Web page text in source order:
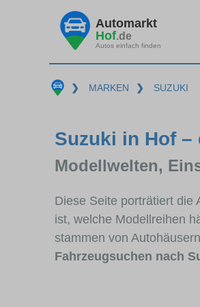
Automarkt
Hof.de
Autos einfach finden
❯ MARKEN ❯ SUZUKI
Suzuki in Hof
Modellwelten,
Diese Seite porträtiert die
ist, welche Modellreihen
stammen von
Fahrzeugsuchen nach